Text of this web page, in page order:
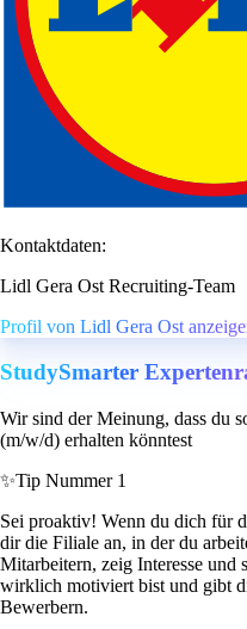
Kontaktdaten:
Lidl Gera Ost Recruiting-Team
Profil von Lidl Gera Ost
StudySmarter
Wir sind der Meinung, dass du
(m/w/d) erhalten könntest
✨Tip Nummer 1
Sei proaktiv! Wenn du dich für
dir die Filiale an, in der du
Mitarbeitern, zeig Interesse und
wirklich motiviert bist und gibt
Bewerbern.